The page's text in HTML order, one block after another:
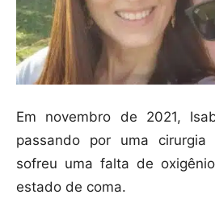
Em novembro de 2021,
passando por uma
sofreu uma falta de
estado de coma.